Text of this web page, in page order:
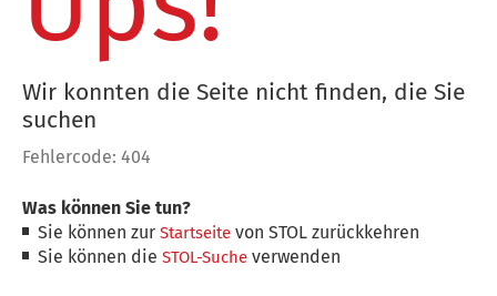
Wir konnten die Seite nicht finden, die Sie
suchen
Fehlercode: 404
Was können Sie tun?
Sie können zurStartseite von STOL zurückkehren
Sie können dieSTOL-Suche verwenden